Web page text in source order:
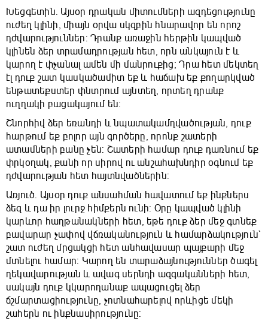
Խեցգետին. Այսօր դրական միտումների ազդեցությունը
ուժեղ կլինի, միայն օրվա սկզբին հնարավոր են որոշ
դժվարություններ: Դրանք առաջին հերթին կապված
կլինեն ձեր տրամադրության հետ, որն անկայուն է և
կարող է փչանալ ամեն մի մանրուքից; Դրա հետ մեկտեղ
էլ դուք շատ կասկածամիտ եք և հաճախ եք քողարկված
ենթատեքստեր փնտրում այնտեղ, որտեղ դրանք
ուղղակի բացակայում են:
Շնորհիվ ձեր եռանդի և նպատակամղվածության, դուք
հարթում եք բոլոր այն գործերը, որոնք շատերի
ատամների բանը չեն: Շատերի համար դուք դառնում եք
փրկօղակ, քանի որ սիրով ու անշահախնդիր օգնում եք
դժվարության հետ հայտնվածներին:
Առյուծ. Այսօր դուք անսահման հավատում եք ինքներս
ձեզ և դա իր լուրջ հիմքերն ունի: Օրը կապված կլինի
կարևոր հաղթանակների հետ, եթե դուք ձեր մեջ գտնեք
բավարար չափով վճռականություն և համարձակություն`
շատ ուժեղ մրցակցի հետ անհավասար պայքարի մեջ
մտնելու համար: Կարող են տարաձայնություններ ծագել
ղեկավարության և ավագ սերնդի ազգականների հետ,
սակայն դուք կկարողանաք ապացուցել ձեր
ճշմարտացիությունը, չոտնահարելով որևիցե մեկի
շահերն ու ինքնասիրությունը: